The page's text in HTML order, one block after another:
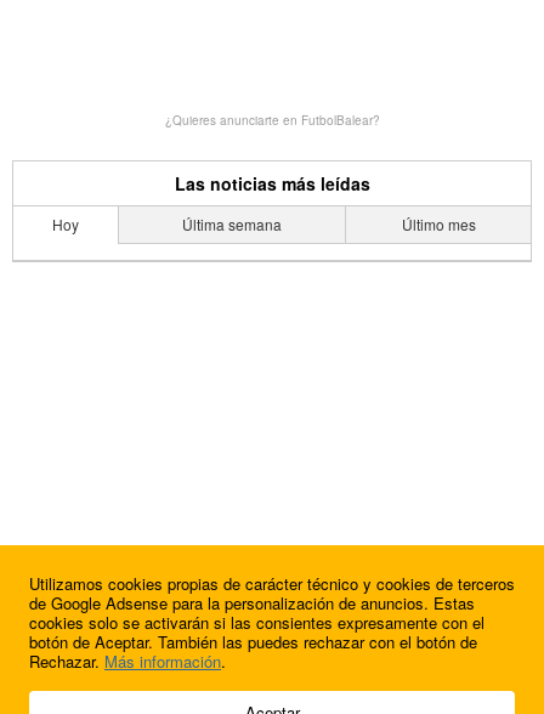
¿Quieres anunciarte en FutbolBalear?
Las noticias más leídas
Hoy Última semana Último mes
© 2009 - 2026 Soluciones Corporativas IP, SL.
Utilizamos cookies propias de carácter técnico y cookies de terceros
de Google Adsense para la personalización de anuncios. Estas
cookies solo se activarán si las consientes expresamente con el
botón de Aceptar. También las puedes rechazar con el botón de
Rechazar. Más información.